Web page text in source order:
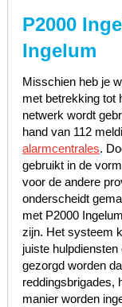
P2000
Ingelum
Misschien heb je
met betrekking tot
netwerk wordt
hand van 112
alarmcentrales.
gebruikt in de
voor de andere
onderscheidt
met P2000
zijn. Het systeem
juiste
gezorgd worden
reddingsbrigades,
manier worden